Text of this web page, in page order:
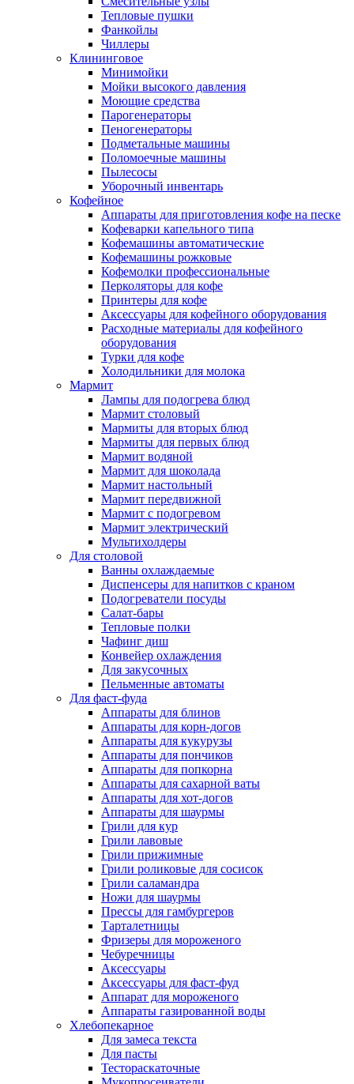
Тепловые пушки
Фанкойлы
Чиллеры
Клининговое
Минимойки
Мойки высокого давления
Моющие средства
Парогенераторы
Пеногенераторы
Подметальные машины
Поломоечные машины
Пылесосы
Уборочный инвентарь
Кофейное
Аппараты для приготовления кофе на песке
Кофеварки капельного типа
Кофемашины автоматические
Кофемашины рожковые
Кофемолки профессиональные
Перколяторы для кофе
Принтеры для кофе
Аксессуары для кофейного оборудования
Расходные материалы для кофейного
оборудования
Турки для кофе
Холодильники для молока
Мармит
Лампы для подогрева блюд
Мармит столовый
Мармиты для вторых блюд
Мармиты для первых блюд
Мармит водяной
Мармит для шоколада
Мармит настольный
Мармит передвижной
Мармит с подогревом
Мармит электрический
Мультихолдеры
Для столовой
Ванны охлаждаемые
Диспенсеры для напитков с краном
Подогреватели посуды
Салат-бары
Тепловые полки
Чафинг диш
Конвейер охлаждения
Для закусочных
Пельменные автоматы
Для фаст-фуда
Аппараты для блинов
Аппараты для корн-догов
Аппараты для кукурузы
Аппараты для пончиков
Аппараты для попкорна
Аппараты для сахарной ваты
Аппараты для хот-догов
Аппараты для шаурмы
Грили для кур
Грили лавовые
Грили прижимные
Грили роликовые для сосисок
Грили саламандра
Ножи для шаурмы
Прессы для гамбургеров
Тарталетницы
Фризеры для мороженого
Чебуречницы
Аксессуары
Аксессуары для фаст-фуд
Аппарат для мороженого
Аппараты газированной воды
Хлебопекарное
Для замеса текста
Для пасты
Тестораскаточные